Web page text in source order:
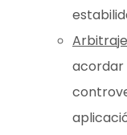
Arbitraje
acordar